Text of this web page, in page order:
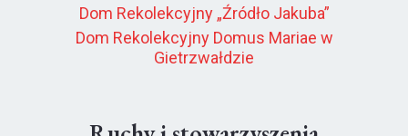
Dom Rekolekcyjny „Źródło Jakuba”
Dom Rekolekcyjny Domus Mariae w
Gietrzwałdzie